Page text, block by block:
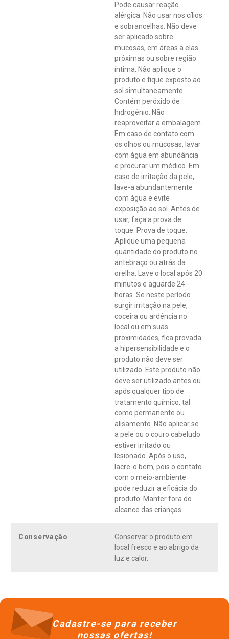
Pode causar reação
alérgica. Não usar nos cílios
e sobrancelhas. Não deve
ser aplicado sobre
mucosas, em áreas a elas
próximas ou sobre região
íntima. Não aplique o
produto e fique exposto ao
sol simultaneamente.
Contém peróxido de
hidrogênio. Não
reaproveitar a embalagem.
Em caso de contato com
os olhos ou mucosas, lavar
com água em abundância
e procurar um médico. Em
caso de irritação da pele,
lave-a abundantemente
com água e evite
exposição ao sol. Antes de
usar, faça a prova de
toque. Prova de toque:
Aplique uma pequena
quantidade do produto no
antebraço ou atrás da
orelha. Lave o local após 20
minutos e aguarde 24
horas. Se neste período
surgir irritação na pele,
coceira ou ardência no
local ou em suas
proximidades, fica provada
a hipersensibilidade e o
produto não deve ser
utilizado. Este produto não
deve ser utilizado antes ou
após qualquer tipo de
tratamento químico, tal
como permanente ou
alisamento. Não aplicar se
a pele ou o couro cabeludo
estiver irritado ou
lesionado. Após o uso,
lacre-o bem, pois o contato
com o meio-ambiente
pode reduzir a eficácia do
produto. Manter fora do
alcance das crianças.
Conservação
Conservar o produto em
local fresco e ao abrigo da
luz e calor.
Cadastre-se para receber
nossas ofertas!